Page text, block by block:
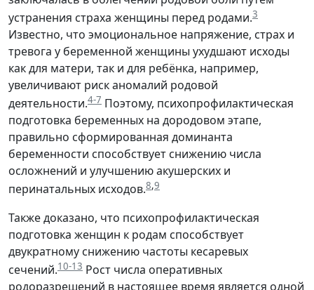
устранения страха женщины перед родами.3
Известно, что эмоциональное напряжение, страх и
тревога у беременной женщины ухудшают исходы
как для матери, так и для ребёнка, например,
увеличивают риск аномалий родовой
деятельности.4-7 Поэтому, психопрофилактическая
подготовка беременных на дородовом этапе,
правильно сформированная доминанта
беременности способствует снижению числа
осложнений и улучшению акушерских и
перинатальных исходов.8,9
Также доказано, что психопрофилактическая
подготовка женщин к родам способствует
двукратному снижению частоты кесаревых
сечений.10-13 Рост числа оперативных
родоразрешений в настоящее время является одной